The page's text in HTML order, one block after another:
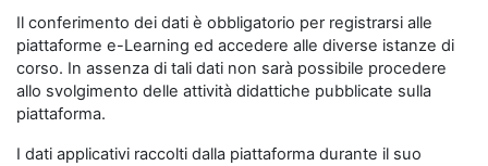
Il conferimento dei dati è obbligatorio per registrarsi alle
piattaforme e-Learning ed accedere alle diverse istanze di
corso. In assenza di tali dati non sarà possibile procedere
allo svolgimento delle attività didattiche pubblicate sulla
piattaforma.
I dati applicativi raccolti dalla piattaforma durante il suo